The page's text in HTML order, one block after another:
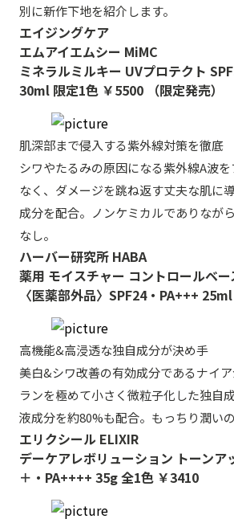
別に新作下地を紹介します。
エイジングケア
エムアイエムシー MiMC
ミネラルミルキー UVプロテクト
30ml 限定1色 ￥5500 （限定発売）
肌深部まで侵入する紫外線対策を徹底
シワやたるみの原因になる紫外線A波
なく、ダメージを跳ね返す丈夫な肌に
成分を配合。ノンケミカルでありなが
なし。
ハーバー研究所 HABA
薬用 モイスチャー コントロールベー
〈医薬部外品〉SPF24・PA+++
高機能&高浸透な独自成分が決め手
美白&シワ改善の有効成分であるナイ
ランを極めて小さく微粒子化した独自
液成分を約80%も配合。もっちり潤い
エリクシール ELIXIR
デーケアレボリューション トーンア
＋・PA++++ 35g 全1色 ￥3410